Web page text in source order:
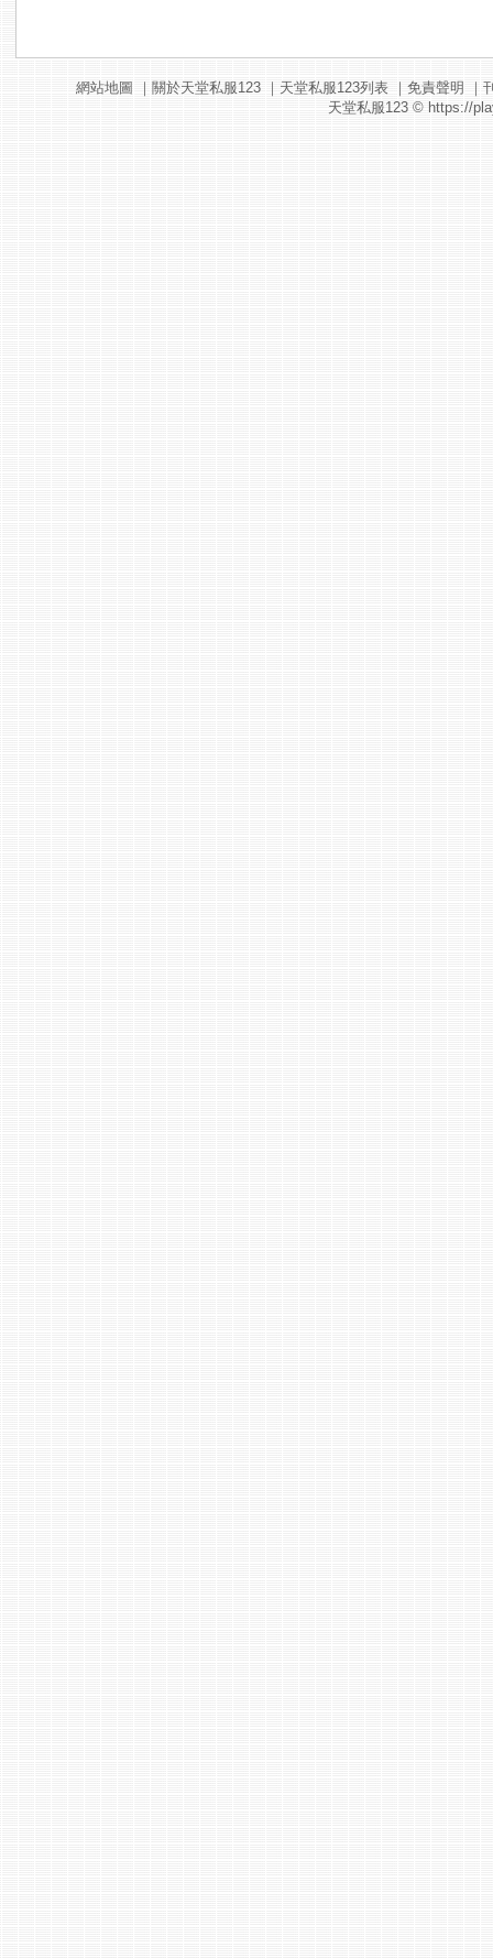
網站地圖 ｜ 關於天堂私服123｜ 天堂私服123列表｜ 免責聲明 ｜
天堂私服123© https://